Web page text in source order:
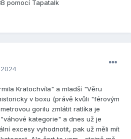
pomocí Tapatalk
Kratochvíla" a mladší "Věru
v boxu (právě kvůli "férovým
gorilu zmlátit ratlíka je
kategorie" a dnes už je
excesy vyhodnotit, pak už měli mít